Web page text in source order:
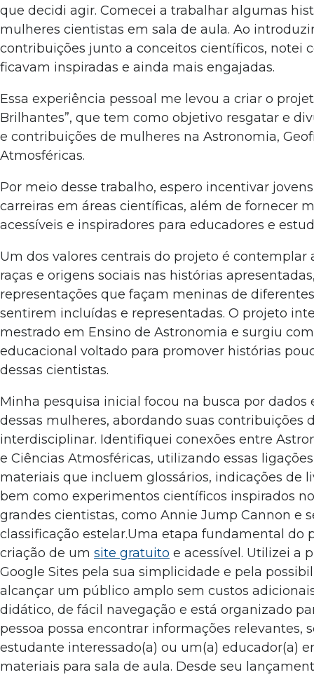
que decidi agir. Comecei a trabalhar algumas
mulheres cientistas em sala de aula. Ao
contribuições junto a conceitos científicos, notei
ficavam inspiradas e ainda mais engajadas.
Essa experiência pessoal me levou a criar o
Brilhantes”, que tem como objetivo resgatar e
e contribuições de mulheres na Astronomia,
Atmosféricas.
Por meio desse trabalho, espero incentivar
carreiras em áreas científicas, além de fornecer
acessíveis e inspiradores para educadores e
Um dos valores centrais do projeto é contemplar
raças e origens sociais nas histórias
representações que façam meninas de
sentirem incluídas e representadas. O projeto
mestrado em Ensino de Astronomia e surgiu
educacional voltado para promover histórias
dessas cientistas.
Minha pesquisa inicial focou na busca por dados
dessas mulheres, abordando suas contribuições
interdisciplinar. Identifiquei conexões entre
e Ciências Atmosféricas, utilizando essas
materiais que incluem glossários, indicações de
bem como experimentos científicos inspirados
grandes cientistas, como Annie Jump Cannon e
classificação estelar.Uma etapa fundamental do
criação de um site gratuito e acessível. Utilizei a
Google Sites pela sua simplicidade e pela
alcançar um público amplo sem custos
didático, de fácil navegação e está organizado
pessoa possa encontrar informações relevantes,
estudante interessado(a) ou um(a) educador(a)
materiais para sala de aula. Desde seu